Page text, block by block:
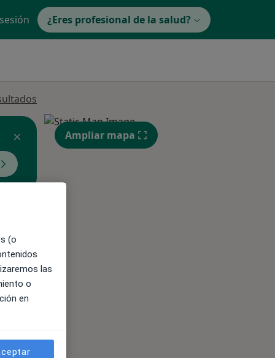
¿Eres profesional de la salud?
Ampliar mapa
(o
las
o
en